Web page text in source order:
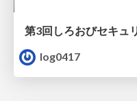
第3回しろおびセキュ
log0417